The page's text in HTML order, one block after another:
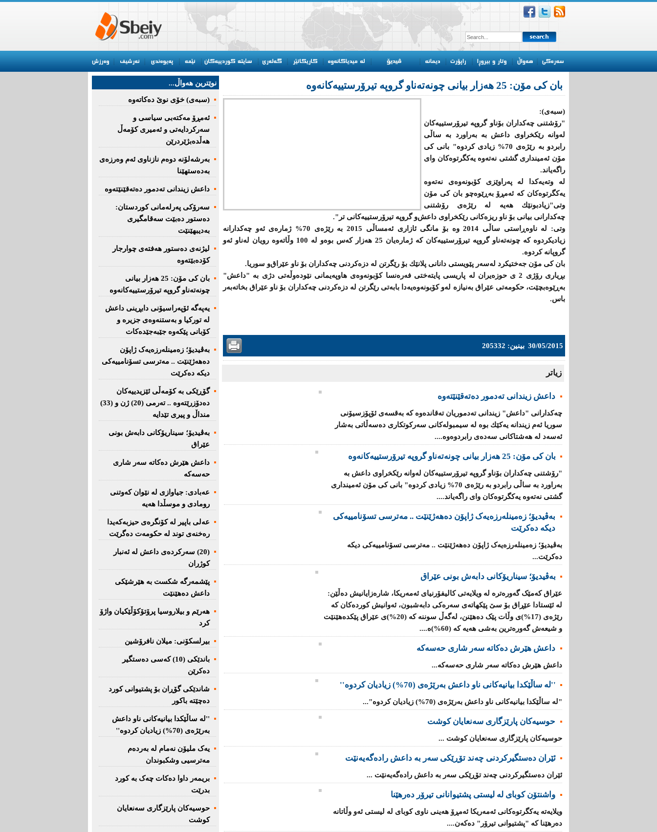
بان كی مۆن: 25 هەزار بیانی چونەتەناو گروپە تیرۆرستییەكانەوە
(سبەی):
"رۆشتنی چەكداران بۆناو گروپە تیرۆرستییەكان
لەوانە رێكخراوی داعش بە بەراورد بە ساڵی
رابردو بە رێژەی 70% زیادی كردوە" بانی كی
مۆن ئەمینداری گشتی نەتەوە یەكگرتوەكان وای
راگەیاند.
لە وتەیەكدا لە پەراوێزی كۆبونەوەی نەتەوە
یەكگرتوەكان كە ئەمڕۆ بەڕێوەچو بان كی مۆن
وتی"زیادبونێك هەیە لە رێژەی رۆشتنی
چەكدارانی بیانی بۆ ناو ریزەكانی رێكخراوی داعش‌و گروپە تیرۆرستییەكانی تر".
وتی: لە ناوەڕاستی ساڵی 2014 وە بۆ مانگی ئازاری ئەمساڵی 2015 بە رێژەی 70% ژمارەی ئەو چەكدارانە
زیادیكردوە كە چونەتەناو گروپە تیرۆرستییەكان كە ژمارەیان 25 هەزار كەس بوە‌و لە 100 وڵاتەوە رویان لەناو ئەو
گروپانە كردوە.
بان كی مۆن جەختیكرد لەسەر پێویستی دانانی پلانێك بۆ رێگرتن لە دزەكردنی چەكداران بۆ ناو عێراق‌و سوریا.
بڕیاری رۆژی 2 ی حوزەیران لە پاریسی پایتەختی فەرەنسا كۆبونەوەی هاوپەیمانی نێودەوڵەتی دژی بە "داعش"
بەڕێوەبچێت، حكومەتی عێراق بەنیازە لەو كۆبونەوەیەدا بابەتی رێگرتن لە دزەكردنی چەكداران بۆ ناو عێراق بخاتەبەر
باس.
30/05/2015 بینین: 205332
زیاتر
داعش زیندانی تەدمور دەتەقێنێتەوە
چەكدارانی "داعش" زیندانی تەدموریان تەقاندەوە كە بەقسەی ئۆپۆزسیۆنی
سوریا ئەم زیندانە یەكێك بوە لە سیمبولەكانی سەركوتكاری دەسەڵاتی بەشار
ئەسەد لە هەشتاكانی سەدەی رابردوەوە....
بان كی مۆن: 25 هەزار بیانی چونەتەناو گروپە تیرۆرستییەكانەوە
"رۆشتنی چەكداران بۆناو گروپە تیرۆرستییەكان لەوانە رێكخراوی داعش بە
بەراورد بە ساڵی رابردو بە رێژەی 70% زیادی كردوە" بانی كی مۆن ئەمینداری
گشتی نەتەوە یەكگرتوەكان وای راگەیاند....
بەڤیدیۆ؛ زەمینلەرزەیەک ژاپۆن دەهەژێنێت .. مەترسی تسۆنامییەکی
دیکە دەکرێت
بەڤیدیۆ؛ زەمینلەرزەیەک ژاپۆن دەهەژێنێت .. مەترسی تسۆنامییەکی دیکە
دەکرێت...
بەڤیدیۆ؛ سیناریۆکانی دابەش بونی عێراق
عێراق کەمێک گەورەترە لە ویلایەتی کالیفۆرنیای ئەمەریکا، شارەزایانیش دەڵێن:
لە ئێستادا عێڕاق بۆ سێ پێکهاتەی سەرەکی دابەشبون، ئەوانیش کوردەکان کە
رێژەی (17%)ی وڵات پێک دەهێنن، لەگەڵ سوننە کە (20%)ی عێراق پێکدەهێنێت
و شیعەش گەورەترین بەشی هەیە کە (60%)ە....
داعش هێرش دەکاتە سەر شاری حەسەکە
داعش هێرش دەکاتە سەر شاری حەسەکە...
''لە ساڵێکدا بیانیه‌كانی ناو داعش بەرێژەى (70%) زیادیان کردوە''
"لە ساڵێکدا بیانیه‌كانی ناو داعش بەرێژەى (70%) زیادیان کردوە"...
حوسیەکان پارێزگارى سەنعایان کوشت
حوسیەکان پارێزگارى سەنعایان کوشت ...
ئێران دەستگیرکردنى چه‌ند تۆڕێكی‌ سه‌ر به‌ داعش رادەگەیەنێت
ئێران دەستگیرکردنى چه‌ند تۆڕێكی‌ سه‌ر به‌ داعش رادەگەیەنێت ...
واشنتۆن كوبای لە لیستی پشتیوانانی تیرۆر دەرهێنا
ویلایەتە یەكگرتوەكانی ئەمەریكا ئەمڕۆ هەینی ناوی كوبای لە لیستی ئەو وڵاتانە
دەرهێنا كە "پشتیوانی تیرۆر" دەكەن....
نوێترین هه‌واڵ...
(سبەى) خۆى نوێ دەکاتەوە
ئه‌مڕۆ مه‌كته‌بی‌ سیاسی‌ و
سه‌ركردایه‌تی‌ و ئه‌میری‌ كۆمه‌ڵ
هەڵدەبژێردرێن
به‌رشه‌لۆنه‌ دوه‌م نازناوی ئه‌م وه‌رزه‌ی
به‌ده‌ستهێنا
داعش زیندانی تەدمور دەتەقێنێتەوە
سەرۆكی پەرلەمانی كوردستان:
دەستور دەبێت سەقامگیری
بەدیبهێنێت
لیژنەی دەستور هەفتەی چوارجار
كۆدەبێتەوە
بان كی مۆن: 25 هەزار بیانی
چونەتەناو گروپە تیرۆرستییەكانەوە
یەپەگە ئۆپەراسیۆنی دابڕینی داعش
لە تورکیا و بەستنەوەی جزیرە و
کۆبانی پێکەوە جێبەجێدەکات
بەڤیدیۆ؛ زەمینلەرزەیەک ژاپۆن
دەهەژێنێت .. مەترسی تسۆنامییەکی
دیکە دەکرێت
گۆڕێکی بە کۆمەڵی ئێزیدییەکان
دەدۆزرێتەوە .. تەرمی (20) ژن و (33)
منداڵ و پیری تێدایە
بەڤیدیۆ؛ سیناریۆکانی دابەش بونی
عێراق
داعش هێرش دەکاتە سەر شاری
حەسەکە
عه‌بادی: جیاوازی له‌ نێوان کەوتنی
رومادی و موسڵدا هه‌یه‌
عەلی باپیر لە کۆنگرەی حیزبەکەیدا
رەخنەی توند لە حکومەت دەگرێت
(20) سه‌ركرده‌ی داعش لە ئەنبار
کوژران
پێشمەرگە شكست بە هێرشێكی
داعش دەهێنێت
هەرێم و بیلاروسیا پرۆتۆکۆڵێکیان واژۆ
کرد
بیرلسكۆنی: میلان نافرۆشین
باندێکی (10) کەسى دەستگیر
دەکرێن
شاندێکى گۆڕان بۆ پشتیوانی کورد
دەچێتە باکور
''لە ساڵێکدا بیانیه‌كانی ناو داعش
بەرێژەى (70%) زیادیان کردوە''
یەک ملیۆن نەمام لە بەردەم
مەترسیی وشکبوندان
بریمه‌ر داوا دەکات چەک بە کورد
بدرێت
حوسیەکان پارێزگارى سەنعایان
کوشت